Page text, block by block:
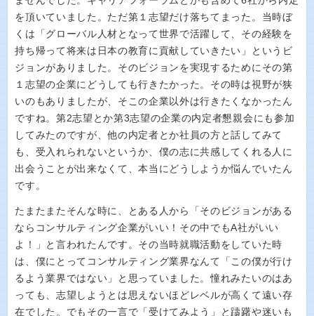
を頂いていました。ただ第１志望だけ落ちてまった。当時ぼ
くは「グローバル人材となって世界で活躍して、その経験を
持ち帰って将来は日本の教育に貢献していきたい」というビ
ジョンがありました。そのビジョンを実現するためにその第
１志望の企業にどうしても行きたかった。その時は視野が狭
いのもありましたが、そこの企業以外は行きたくなかったん
ですね。第2志望とか第3志望の企業の内定者懇親会にも参加
してみたのですが、他の内定者とか社員の方と話してみて
も、受入れられないというか、僕の志に共感してくれる人に
出会うことが出来なくて、本当にどうしようか悩んでいたん
です。
たまたまたそんな時に、とある人から「そのビジョンがある
ならコンサルティング企業がいい！その中でもA社がいい
よ！」と言われたんです。その当時就職活動をしていた時
は、僕にとってコンサルティング業界なんて「この僕が行け
るよう業界ではない」と思っていました。憧れみたいのはあ
っても、志望しようとは思えないほどレベルが高くて遠い存
在でした。でもその一言で「受けてみよう」と躊躇や迷いも